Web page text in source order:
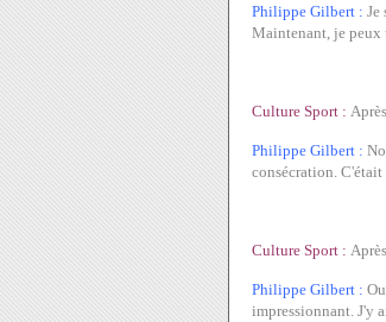
Philippe Gilbert : Je
Maintenant, je peux
Culture Sport :
Philippe Gilbert :
consécration.
Culture Sport :
Philippe Gilbert :
impressionnant. J'y